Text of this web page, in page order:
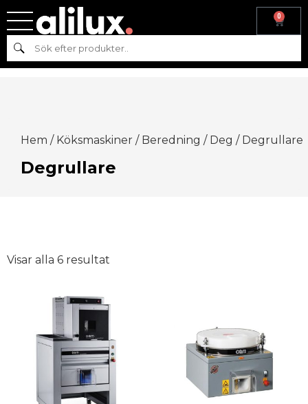
0
Sök
Hem / Köksmaskiner / Beredning / Deg / Degrullare
Degrullare
Visar alla 6 resultat